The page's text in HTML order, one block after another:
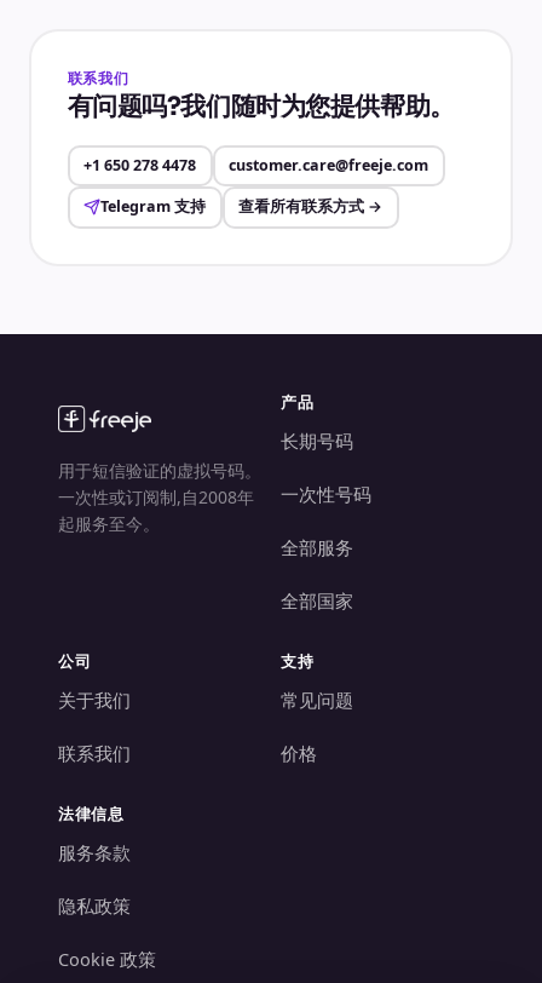
联系我们
有问题吗?我们随时为您提供帮助。
+1 650 278 4478
customer.care@freeje.com
Telegram 支持
查看所有联系方式 →
用于短信验证的虚拟号码。
一次性或订阅制,自2008年
起服务至今。
产品
长期号码
一次性号码
全部服务
全部国家
公司
关于我们
联系我们
支持
常见问题
价格
法律信息
服务条款
隐私政策
Cookie 政策